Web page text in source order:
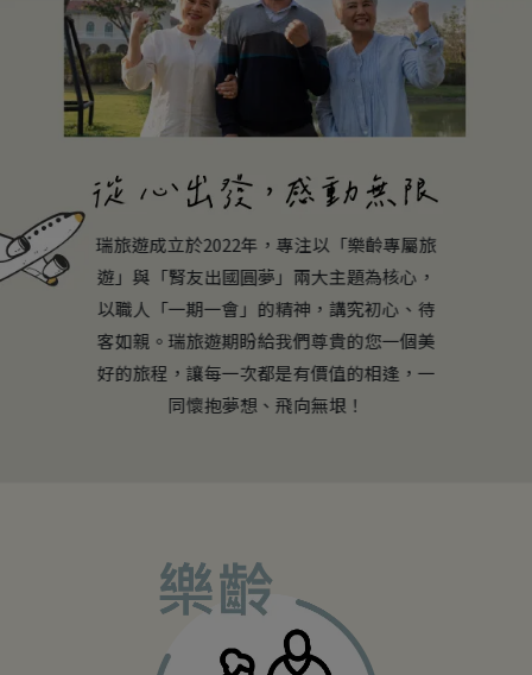
瑞旅遊成立於2022年，專注以「樂齡專屬旅
遊」與「腎友出國圓夢」兩大主題為核心，
以職人「一期一會」的精神，講究初心、待
客如親。瑞旅遊期盼給我們尊貴的您一個美
好的旅程，讓每一次都是有價值的相逢，一
同懷抱夢想、飛向無垠！